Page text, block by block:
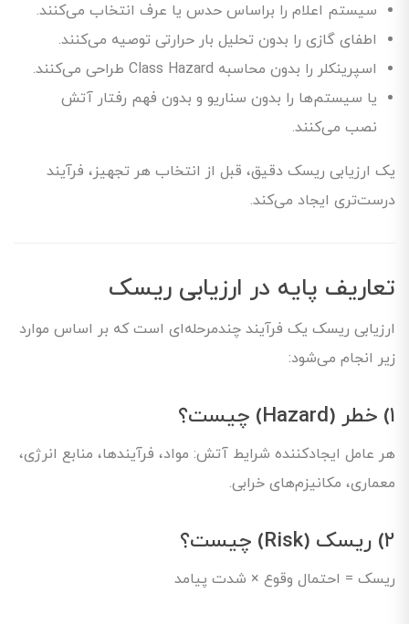
سیستم اعلام را براساس حدس یا عرف انتخاب می‌کنند.
اطفای گازی را بدون تحلیل بار حرارتی توصیه می‌کنند.
اسپرینکلر را بدون محاسبه Class Hazard طراحی می‌کنند.
یا سیستم‌ها را بدون سناریو و بدون فهم رفتار آتش
نصب می‌کنند.
یک ارزیابی ریسک دقیق، قبل از انتخاب هر تجهیز، فرآیند
درست‌تری ایجاد می‌کند.
تعاریف پایه در ارزیابی ریسک
ارزیابی ریسک یک فرآیند چندمرحله‌ای است که بر اساس موارد
زیر انجام می‌شود:
۱) خطر (Hazard) چیست؟
هر عامل ایجادکننده شرایط آتش: مواد، فرآیندها، منابع انرژی،
معماری، مکانیزم‌های خرابی.
۲) ریسک (Risk) چیست؟
ریسک = احتمال وقوع × شدت پیامد